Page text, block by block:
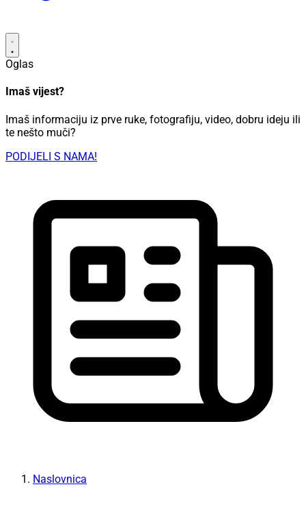
Oglas
Imaš vijest?
Imaš informaciju iz prve ruke, fotografiju, video, dobru ideju ili
te nešto muči?
PODIJELI S NAMA!
Naslovnica